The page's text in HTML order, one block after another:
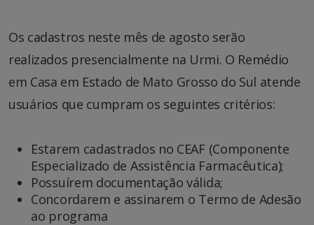
Os cadastros neste mês de agosto serão
realizados presencialmente na Urmi. O Remédio
em Casa em Estado de Mato Grosso do Sul atende
usuários que cumpram os seguintes critérios:
Estarem cadastrados no CEAF (Componente
Especializado de Assistência Farmacêutica);
Possuírem documentação válida;
Concordarem e assinarem o Termo de Adesão
ao programa